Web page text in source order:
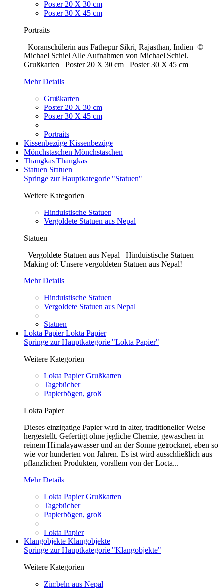
Poster 20 X 30 cm
Poster 30 X 45 cm
Portraits
Koranschülerin aus Fathepur Sikri, Rajasthan, Indien ©
Michael Schiel Alle Aufnahmen von Michael Schiel.
Grußkarten Poster 20 X 30 cm Poster 30 X 45 cm
Mehr Details
Grußkarten
Poster 20 X 30 cm
Poster 30 X 45 cm
Portraits
Kissenbezüge Kissenbezüge
Mönchstaschen Mönchstaschen
Thangkas Thangkas
Statuen Statuen
Springe zur Hauptkategorie "Statuen"
Weitere Kategorien
Hinduistische Statuen
Vergoldete Statuen aus Nepal
Statuen
Vergoldete Statuen aus Nepal Hinduistische Statuen
Making of: Unsere vergoldeten Statuen aus Nepal!
Mehr Details
Hinduistische Statuen
Vergoldete Statuen aus Nepal
Statuen
Lokta PapierLokta Papier
Springe zur Hauptkategorie "Lokta Papier"
Weitere Kategorien
Lokta Papier Grußkarten
Tagebücher
Papierbögen, groß
Lokta Papier
Dieses einzigatige Papier wird in alter, traditioneller Weise
hergestellt. Gefertigt ohne jegliche Chemie, gewaschen in
reinem Himalayawasser und an der Sonne getrocknet, eben so
wie vor hunderten von Jahren. Es ist wird ausschließlich aus
pflanzlichen Produkten, vorallem von der Locta...
Mehr Details
Lokta Papier Grußkarten
Tagebücher
Papierbögen, groß
Lokta Papier
Klangobjekte Klangobjekte
Springe zur Hauptkategorie "Klangobjekte"
Weitere Kategorien
Zimbeln aus Nepal